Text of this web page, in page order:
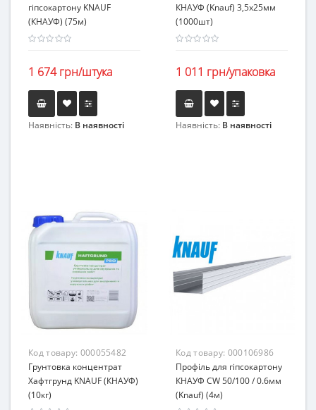
гіпсокартону KNAUF
(КНАУФ) (75м)
1 674 грн/штука
Наявність: В наявності
КНАУФ (Knauf) 3,5х25мм
(1000шт)
1 011 грн/упаковка
Наявність: В наявності
Код товару: 000055482
Грунтовка концентрат
Хафтгрунд KNAUF (КНАУФ)
(10кг)
Код товару: 000106986
Профіль для гіпсокартону
КНАУФ CW 50/100 / 0.6мм
(Knauf) (4м)